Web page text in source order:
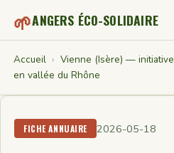
🌱ANGERS ÉCO-SOLIDAIRE
Accueil › Vienne (Isère) —
en vallée du Rhône
FICHE ANNUAIRE 2026-05-18